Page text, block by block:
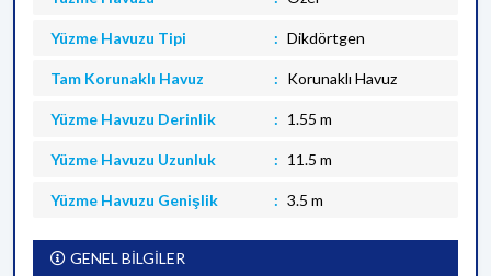
Yüzme Havuzu Tipi Dikdörtgen
Tam Korunaklı Havuz Korunaklı Havuz
Yüzme Havuzu Derinlik 1.55 m
Yüzme Havuzu Uzunluk 11.5 m
Yüzme Havuzu Genişlik 3.5 m
GENEL BİLGİLER